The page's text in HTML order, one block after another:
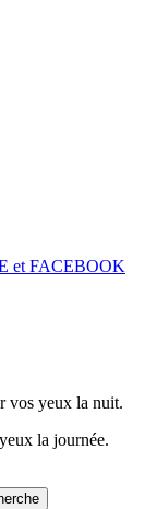
et FACEBOOK
vos yeux la nuit.
la journée.